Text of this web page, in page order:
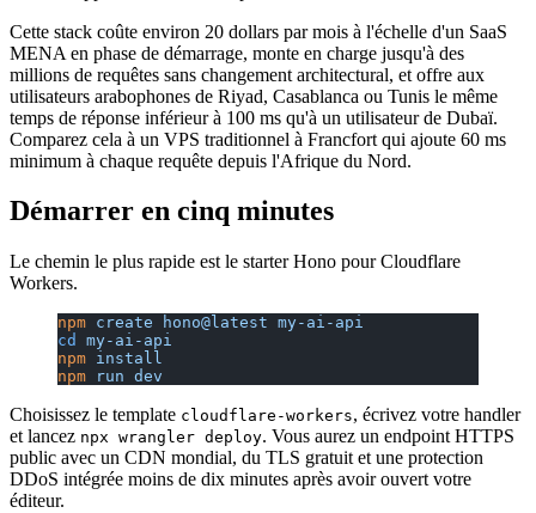
Cette stack coûte environ 20 dollars par mois à l'échelle d'un SaaS
MENA en phase de démarrage, monte en charge jusqu'à des
millions de requêtes sans changement architectural, et offre aux
utilisateurs arabophones de Riyad, Casablanca ou Tunis le même
temps de réponse inférieur à 100 ms qu'à un utilisateur de Dubaï.
Comparez cela à un VPS traditionnel à Francfort qui ajoute 60 ms
minimum à chaque requête depuis l'Afrique du Nord.
Démarrer en cinq minutes
Le chemin le plus rapide est le starter Hono pour Cloudflare
Workers.
npm create hono@latest my-ai-api
cd
my-ai-api
npm install
npm run dev
Choisissez le template cloudflare-workers, écrivez votre handler
et lancez npx wrangler deploy. Vous aurez un endpoint HTTPS
public avec un CDN mondial, du TLS gratuit et une protection
DDoS intégrée moins de dix minutes après avoir ouvert votre
éditeur.